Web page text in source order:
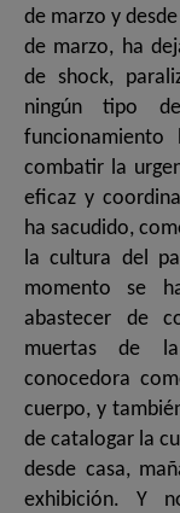
de marzo y
de marzo, ha
de shock,
ningún tipo
funcionamiento
combatir la
eficaz y
ha sacudido,
la cultura del
momento se
abastecer de
muertas de
conocedora
cuerpo, y
de catalogar la
desde casa,
exhibición. Y